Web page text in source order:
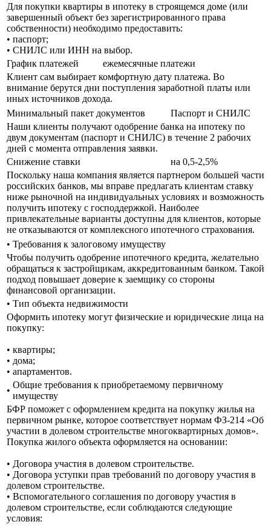
Для покупки квартиры в ипотеку в строящемся доме (или
завершенный объект без зарегистрированного права
собственности) необходимо предоставить:
• паспорт;
• СНИЛС или ИНН на выбор.
График платежей
ежемесячные платежи
Клиент сам выбирает комфортную дату платежа. Во
внимание берутся дни поступления заработной платы или
иных источников дохода.
Минимальный пакет документов
Паспорт и СНИЛС
Наши клиенты получают одобрение банка на ипотеку по
двум документам (паспорт и СНИЛС) в течение 2 рабочих
дней с момента отправления заявки.
Снижение ставки
на 0,5-2,5%
Поскольку наша компания является партнером большей части
российских банков, мы вправе предлагать клиентам ставку
ниже рыночной на индивидуальных условиях и возможность
получить ипотеку с господдержкой. Наиболее
привлекательные варианты доступны для клиентов, которые
не отказываются от комплексного ипотечного страхования.
• Требования к залоговому имуществу
Чтобы получить одобрение ипотечного кредита, желательно
обращаться к застройщикам, аккредитованным банком. Такой
подход повышает доверие к заемщику со стороны
финансовой организации.
• Тип объекта недвижимости
Оформить ипотеку могут физические и юридические лица на
покупку:
• квартиры;
• дома;
• апартаментов.
•
Общие требования к приобретаемому первичному
имуществу
БФР поможет с оформлением кредита на покупку жилья на
первичном рынке, которое соответствует нормам ФЗ-214 «Об
участии в долевом строительстве многоквартирных домов».
Покупка жилого объекта оформляется на основании:
• Договора участия в долевом строительстве.
• Договора уступки прав требований по договору участия в
долевом строительстве.
• Вспомогательного соглашения по договору участия в
долевом строительстве, если соблюдаются следующие
условия: